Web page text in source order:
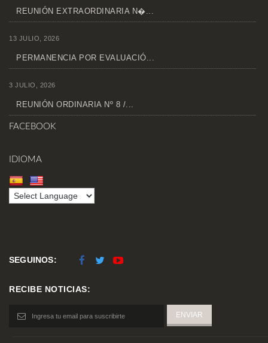
REUNIÓN EXTRAORDINARIA N�...
13 JULIO, 2026
PERMANENCIA POR EVALUACIÓ...
3 JULIO, 2026
REUNIÓN ORDINARIA Nº 8 /...
FACEBOOK
IDIOMA
SEGUINOS:
RECIBE NOTICIAS: